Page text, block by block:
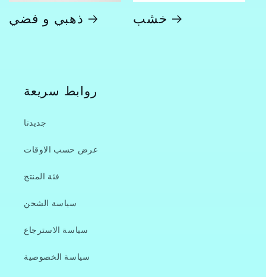
ذهبي و فضي خشب
روابط سريعة
جديدنا
عرض حسب الاوقات
فئة المنتج
سياسة الشحن
سياسة الاسترجاع
سياسة الخصوصية